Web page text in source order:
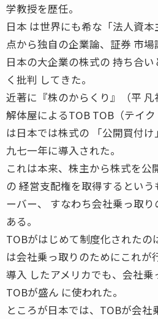
学教授を歴任。
日本 は世界にも希な「法人資
点から独自の企業論、証券 市場
日本の大企業の株式の 持ち合
く批判 してきた。
近著に『株のからくり』（平 凡
解体屋によるTOB TOB（テイク
は日本では株式の 「公開買付
九七一年に導入された。
これは本来、株主から株式を公
の 経営支配権を取得するとい
ーバー、 すなわち会社乗っ取
ある。
TOBがはじめて制度化されたの
は会社乗っ取りのためにこれが
導入 したアメリカでも、会社
TOBが盛ん に使われた。
ところが日本では、TOBが会社